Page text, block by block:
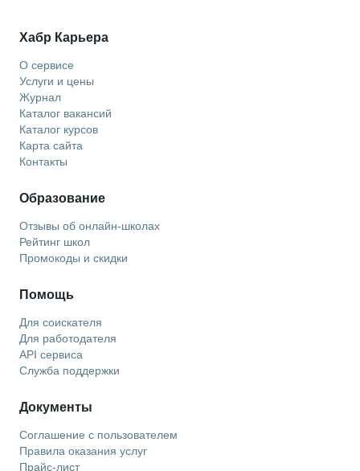
Хабр Карьера
О сервисе
Услуги и цены
Журнал
Каталог вакансий
Каталог курсов
Карта сайта
Контакты
Образование
Отзывы об онлайн-школах
Рейтинг школ
Промокоды и скидки
Помощь
Для соискателя
Для работодателя
API сервиса
Служба поддержки
Документы
Соглашение с пользователем
Правила оказания услуг
Прайс-лист